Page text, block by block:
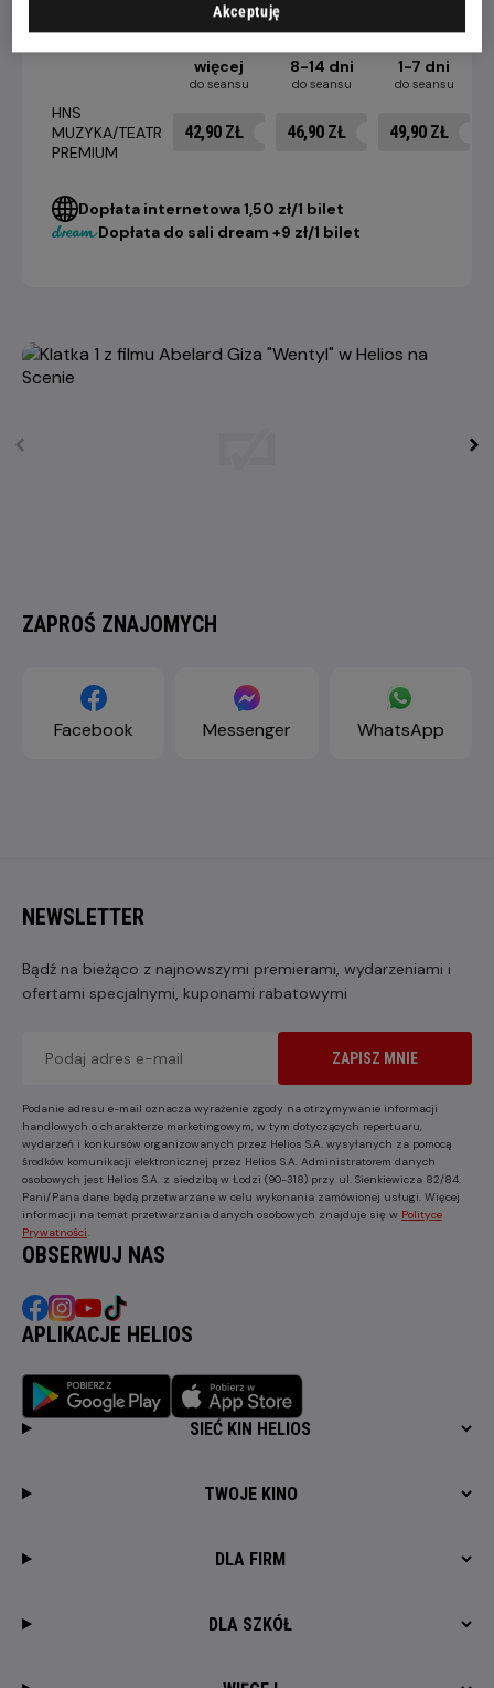
więcej
do seansu
8-14 dni
do seansu
1-7 dni
do seansu
HNS
MUZYKA/TEATR
PREMIUM
42,90 ZŁ 46,90 ZŁ 49,90 ZŁ
Dopłata internetowa 1,50 zł/1 bilet
Dopłata do sali dream +9 zł/1 bilet
ZAPROŚ ZNAJOMYCH
Facebook Messenger WhatsApp
NEWSLETTER
Bądź na bieżąco z najnowszymi premierami, wydarzeniami i
ofertami specjalnymi, kuponami rabatowymi
ZAPISZ MNIE
Podanie adresu e-mail oznacza wyrażenie zgody na otrzymywanie informacji
handlowych o charakterze marketingowym, w tym dotyczących repertuaru,
wydarzeń i konkursów organizowanych przez Helios S.A. wysyłanych za pomocą
środków komunikacji elektronicznej przez Helios S.A. Administratorem danych
osobowych jest Helios S.A. z siedzibą w Łodzi (90-318) przy ul. Sienkiewicza 82/84.
Pani/Pana dane będą przetwarzane w celu wykonania zamówionej usługi. Więcej
informacji na temat przetwarzania danych osobowych znajduje się w Polityce
Prywatności
OBSERWUJ NAS
APLIKACJE HELIOS
SIEĆ KIN HELIOS
TWOJE KINO
DLA FIRM
DLA SZKÓŁ
Akceptuję